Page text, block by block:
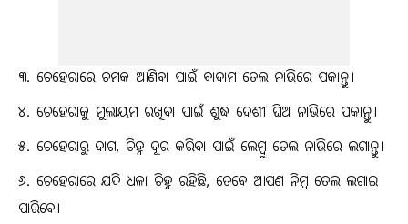
୩. ଚେହେରାରେ ଚମକ ଆଣିବା ପାଇଁ ବାଦାମ ତେଲ ନାଭିରେ ପକାନ୍ତୁ।
୪. ଚେହେରାକୁ ମୁଲାୟମ ରଖିବା ପାଇଁ ଶୁଦ୍ଧ ଦେଶୀ ଘିଅ ନାଭିରେ ପକାନ୍ତୁ।
୫. ଚେହେରାରୁ ଦାଗ, ଚିହ୍ନ ଦୂର କରିବା ପାଇଁ ଲେମ୍ବୁ ତେଲ ନାଭିରେ ଲଗାନ୍ତୁ।
୬. ଚେହେରାରେ ଯଦି ଧଳା ଚିହ୍ନ ରହିଛି, ତେବେ ଆପଣ ନିମ୍ବ ତେଲ ଲଗାଇ
ପାରିବେ।